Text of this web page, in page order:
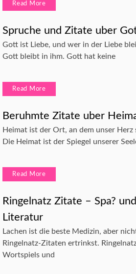
Read More
Spruche und Zitate uber
Gott ist Liebe, und wer in der Liebe
Gott bleibt in ihm. Gott hat keine
Read More
Beruhmte Zitate uber
Heimat ist der Ort, an dem unser Herz
Die Heimat ist der Spiegel unserer
Read More
Ringelnatz Zitate – Spa?
Literatur
Lachen ist die beste Medizin, aber
Ringelnatz-Zitaten ertrinkst.
Wortspiels und